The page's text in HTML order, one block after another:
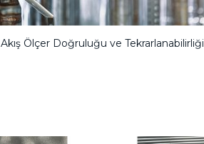
Akış Ölçer Doğruluğu ve Tekrarlanabilirliği